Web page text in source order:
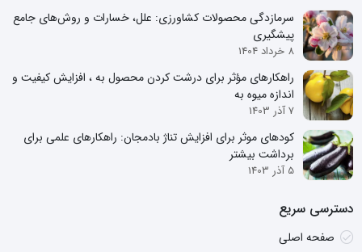
سرمازدگی محصولات کشاورزی: علل، خسارات و روش‌های جامع
پیشگیری
8 خرداد 1404
راهکارهای مؤثر برای درشت کردن محصول به ، افزایش کیفیت و
اندازه میوه به
7 آذر 1403
کودهای موثر برای افزایش تناژ بادمجان: راهکارهای علمی برای
برداشت بیشتر
5 آذر 1403
دسترسی سریع
صفحه اصلی